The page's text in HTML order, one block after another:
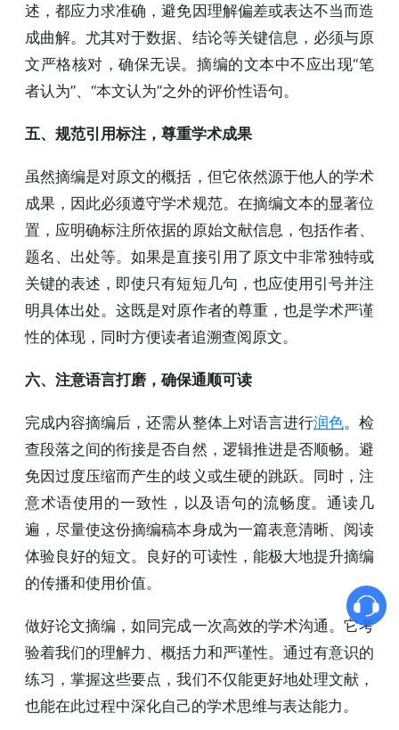
述，都应力求准确，避免因理解偏差或表达不当而造
成曲解。尤其对于数据、结论等关键信息，必须与原
文严格核对，确保无误。摘编的文本中不应出现“笔
者认为”、“本文认为”之外的评价性语句。
五、规范引用标注，尊重学术成果
虽然摘编是对原文的概括，但它依然源于他人的学术
成果，因此必须遵守学术规范。在摘编文本的显著位
置，应明确标注所依据的原始文献信息，包括作者、
题名、出处等。如果是直接引用了原文中非常独特或
关键的表述，即使只有短短几句，也应使用引号并注
明具体出处。这既是对原作者的尊重，也是学术严谨
性的体现，同时方便读者追溯查阅原文。
六、注意语言打磨，确保通顺可读
完成内容摘编后，还需从整体上对语言进行润色。检
查段落之间的衔接是否自然，逻辑推进是否顺畅。避
免因过度压缩而产生的歧义或生硬的跳跃。同时，注
意术语使用的一致性，以及语句的流畅度。通读几
遍，尽量使这份摘编稿本身成为一篇表意清晰、阅读
体验良好的短文。良好的可读性，能极大地提升摘编
的传播和使用价值。
做好论文摘编，如同完成一次高效的学术沟通。它考
验着我们的理解力、概括力和严谨性。通过有意识的
练习，掌握这些要点，我们不仅能更好地处理文献，
也能在此过程中深化自己的学术思维与表达能力。